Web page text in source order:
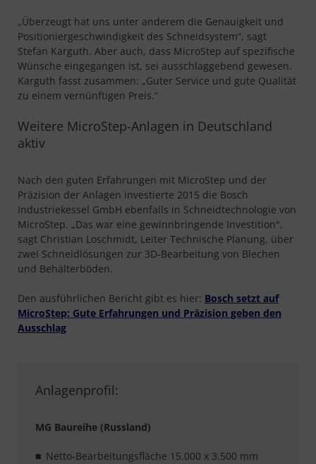
Anlagenprofil:
MG Baureihe (Russland)
Netto-Bearbeitungsfläche 15.000 x 3.500 mm
„Überzeugt hat uns unter anderem die Genauigkeit und
Positioniergeschwindigkeit des Schneidsystem“, sagt
Stefan Karguth. Aber auch, dass MicroStep auf spezifische
Wünsche eingegangen ist, sei ausschlaggebend gewesen.
Karguth fasst zusammen: „Guter Service und gute Qualität
zu einem vernünftigen Preis.“
Weitere MicroStep-Anlagen in Deutschland
aktiv
Nach den guten Erfahrungen mit MicroStep und der
Präzision der Anlagen investierte 2015 die Bosch
Industriekessel GmbH ebenfalls in Schneidtechnologie von
MicroStep. „Das war eine gewinnbringende Investition",
sagt Christian Loschmidt, Leiter Technische Planung, über
zwei Schneidlösungen zur 3D-Bearbeitung von Blechen
und Behälterböden.
Den ausführlichen Bericht gibt es hier: Bosch setzt auf
MicroStep: Gute Erfahrungen und Präzision geben den
Ausschlag